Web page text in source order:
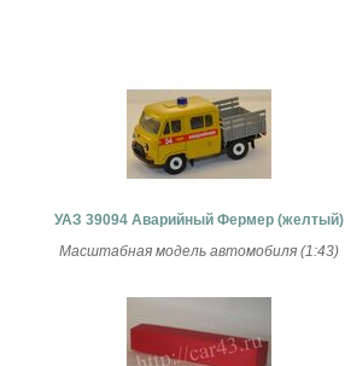
УАЗ 39094 Аварийный Фермер (желтый)
Масштабная модель автомобиля (1:43)